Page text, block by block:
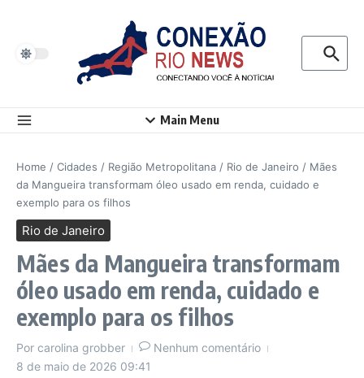
Procurar
Main Menu
Home / Cidades / Região Metropolitana / Rio de Janeiro / Mães
da Mangueira transformam óleo usado em renda, cuidado e
exemplo para os filhos
Rio de Janeiro
Mães da Mangueira transformam
óleo usado em renda, cuidado e
exemplo para os filhos
Por carolina grobber
Nenhum comentário
8 de maio de 2026 09:41